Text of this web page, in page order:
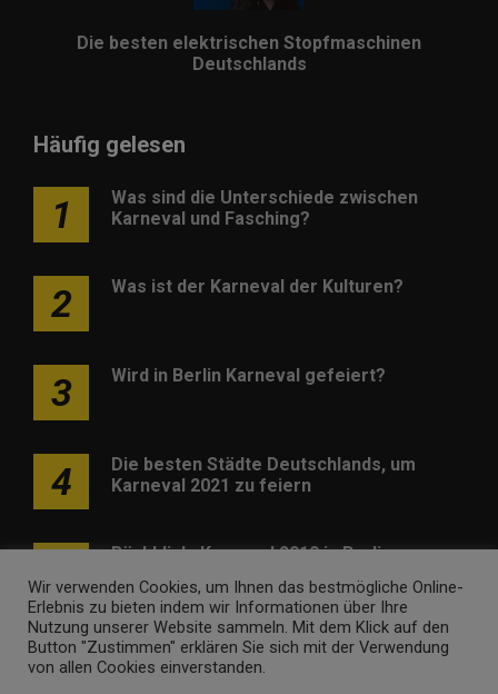
Die besten elektrischen Stopfmaschinen
Deutschlands
Häufig gelesen
1
Was sind die Unterschiede zwischen
Karneval und Fasching?
2 Was ist der Karneval der Kulturen?
3 Wird in Berlin Karneval gefeiert?
4
Die besten Städte Deutschlands, um
Karneval 2021 zu feiern
Rückblick: Karneval 2019 in Berlin
Wir verwenden Cookies, um Ihnen das bestmögliche Online-
Erlebnis zu bieten indem wir Informationen über Ihre
Nutzung unserer Website sammeln. Mit dem Klick auf den
Button "Zustimmen" erklären Sie sich mit der Verwendung
von allen Cookies einverstanden.